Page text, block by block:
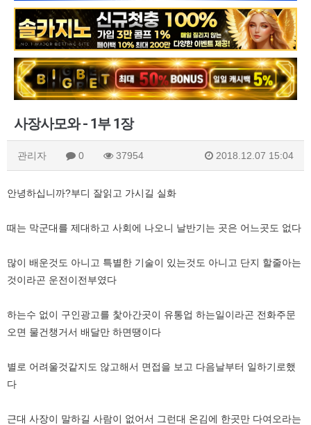
사장사모와 - 1부 1장
관리자 0 37954 2018.12.07 15:04
안녕하십니까?부디 잘읽고 가시길 실화
때는 막군대를 제대하고 사회에 나오니 날반기는 곳은 어느곳도 없다
많이 배운것도 아니고 특별한 기술이 있는것도 아니고 단지 할줄아는
것이라곤 운전이전부였다
하는수 없이 구인광고를 찿아간곳이 유통업 하는일이라곤 전화주문
오면 물건챙거서 배달만 하면땡이다
별로 어려울것같지도 않고해서 면접을 보고 다음날부터 일하기로했
다
근대 사장이 말하길 사람이 없어서 그런대 온김에 한곳만 다여오라는